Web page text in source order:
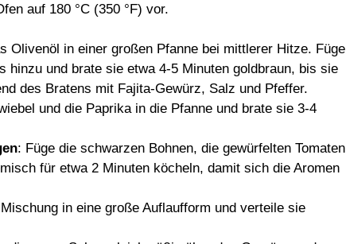
auf 180 °C (350 °F) vor.
Olivenöl in einer großen Pfanne bei mittlerer Hitze. Füge
hinzu und brate sie etwa 4-5 Minuten goldbraun, bis sie
des Bratens mit Fajita-Gewürz, Salz und Pfeffer.
und die Paprika in die Pfanne und brate sie 3-4
: Füge die schwarzen Bohnen, die gewürfelten Tomaten
für etwa 2 Minuten köcheln, damit sich die Aromen
in eine große Auflaufform und verteile sie